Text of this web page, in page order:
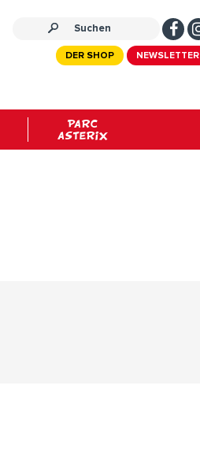
NEWSLETTER
DER SHOP
PARC
ASTERIX